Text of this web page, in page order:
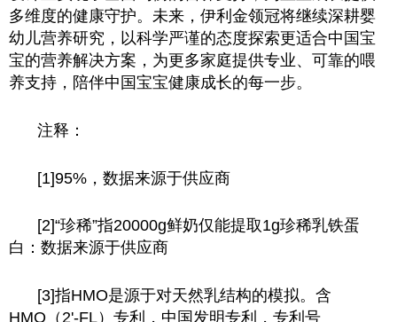
多维度的健康守护。未来，伊利金领冠将继续深耕婴
幼儿营养研究，以科学严谨的态度探索更适合中国宝
宝的营养解决方案，为更多家庭提供专业、可靠的喂
养支持，陪伴中国宝宝健康成长的每一步。
注释：
[1]95%，数据来源于供应商
[2]“珍稀”指20000g鲜奶仅能提取1g珍稀乳铁蛋
白：数据来源于供应商
[3]指HMO是源于对天然乳结构的模拟。含
HMO（2'-FL）专利，中国发明专利，专利号